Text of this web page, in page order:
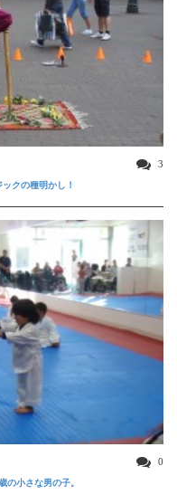
3
クの種明かし！
0
の小さな男の子。